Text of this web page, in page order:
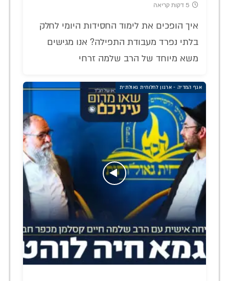
5 דקות קריאה
איך הופכים את לימוד החסידות היומי לחלק
בלתי נפרד מעבודת התפילה? אנו מגישים
משא מיוחד של הרב שלמה זרחי
אגף המדיה - ארגון לחלוחית גאולתית